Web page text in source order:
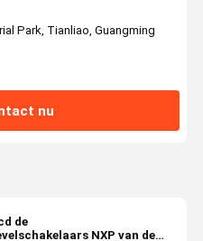
Park, Tianliao, Guangming
nu
de
NXP van de